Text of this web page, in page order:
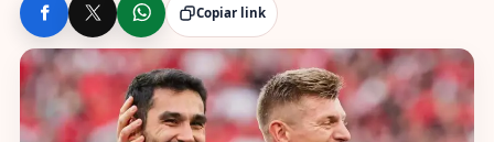
COMPARTILHE Copiar link